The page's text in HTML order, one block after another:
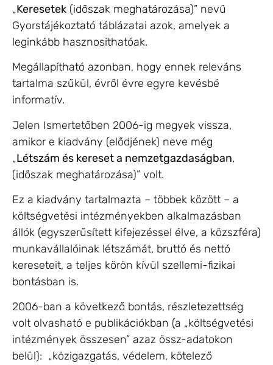
„Keresetek (időszak meghatározása)” nevű
Gyorstájékoztató táblázatai azok, amelyek a
leginkább hasznosíthatóak.
Megállapítható azonban, hogy ennek releváns
tartalma szűkül, évről évre egyre kevésbé
informatív.
Jelen Ismertetőben 2006-ig megyek vissza,
amikor e kiadvány (elődjének) neve még
„Létszám és kereset a nemzetgazdaságban,
(időszak meghatározása)” volt.
Ez a kiadvány tartalmazta – többek között – a
költségvetési intézményekben alkalmazásban
állók (egyszerűsített kifejezéssel élve, a közszféra)
munkavállalóinak létszámát, bruttó és nettó
kereseteit, a teljes körön kívül szellemi-fizikai
bontásban is.
2006-ban a következő bontás, részletezettség
volt olvasható e publikációkban (a „költségvetési
intézmények összesen” azaz össz-adatokon
belül): „közigazgatás, védelem, kötelező